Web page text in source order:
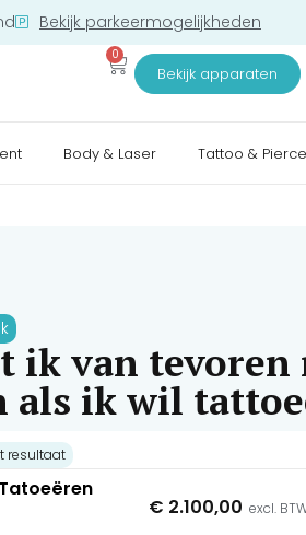
Bekijk parkeermogelijkheden
0
Bekijk apparaten
Body & Laser Tattoo &
ik van
als ik wil
resultaat
€ 2.100,00 excl.